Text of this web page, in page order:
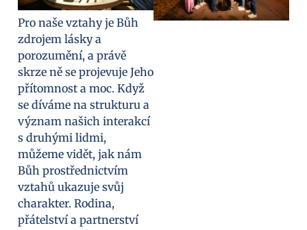
Pro naše vztahy je Bůh
zdrojem lásky a
porozumění, a právě
skrze ně se projevuje Jeho
přítomnost a moc. Když
se díváme na strukturu a
význam našich interakcí
s druhými lidmi,
můžeme vidět, jak nám
Bůh prostřednictvím
vztahů ukazuje svůj
charakter. Rodina,
přátelství a partnerství